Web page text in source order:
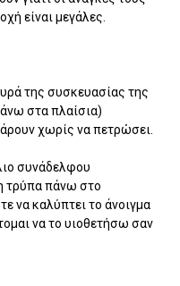
είναι μεγάλες.
της συσκευασίας της
στα πλαίσια)
χωρίς να πετρώσει.
συνάδελφου
τρύπα πάνω στο
να καλύπτει το άνοιγμα
να το υιοθετήσω σαν